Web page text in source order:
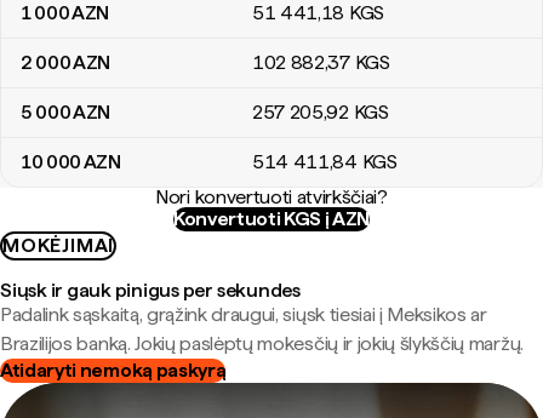
1 000AZN 51 441,18 KGS
2 000AZN 102 882,37 KGS
5 000AZN 257 205,92 KGS
10 000AZN 514 411,84 KGS
Nori konvertuoti atvirkščiai?
Konvertuoti KGS į AZN
MOKĖJIMAI
Siųsk ir gauk pinigus per sekundes
Padalink sąskaitą, grąžink draugui, siųsk tiesiai į Meksikos ar
Brazilijos banką. Jokių paslėptų mokesčių ir jokių šlykščių maržų.
Atidaryti nemoką paskyrą